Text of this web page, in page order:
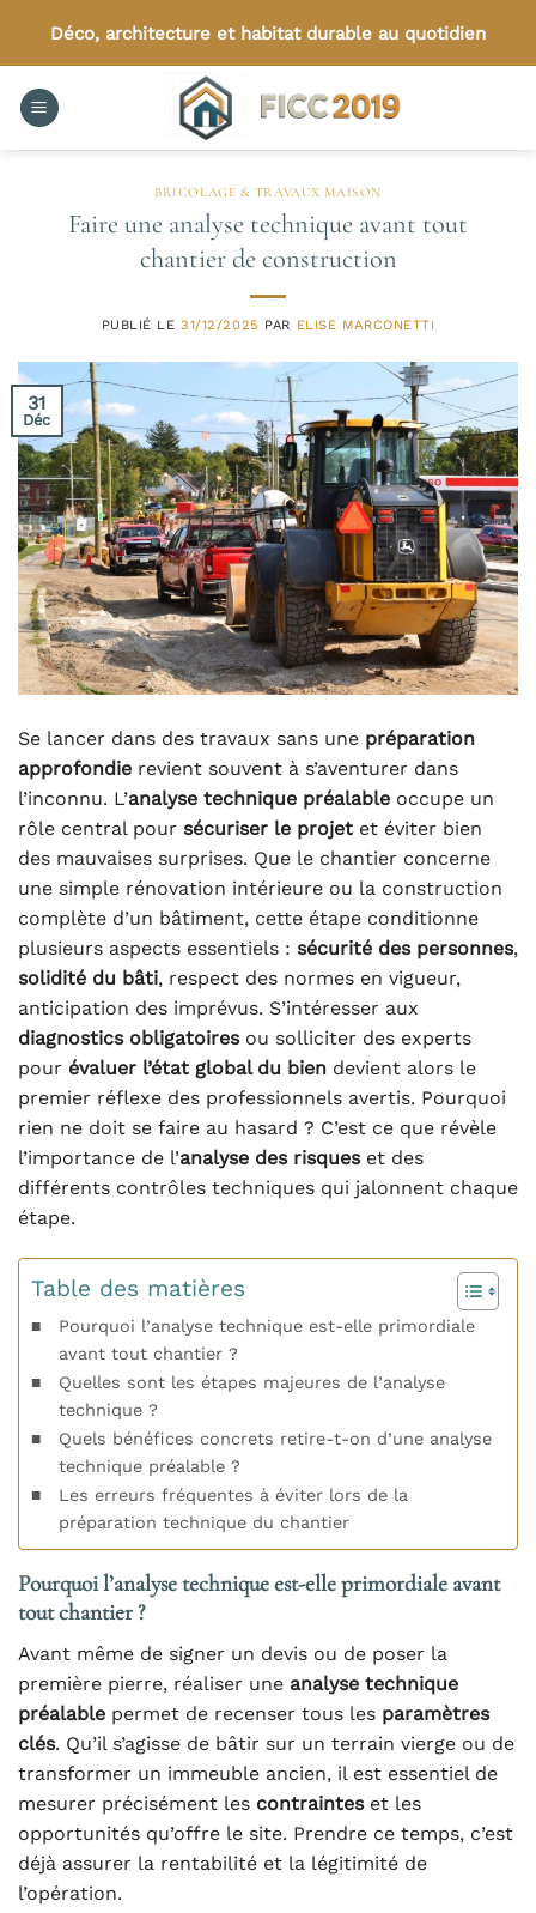
contenu
Déco, architecture et habitat durable au quotidien
BRICOLAGE & TRAVAUX MAISON
Faire une analyse technique avant tout
chantier de construction
PUBLIÉ LE31/12/2025 PAR ELISE MARCONETTI
31
Déc
Se lancer dans des travaux sans une préparation
approfondie revient souvent à s’aventurer dans
l’inconnu. L’analyse technique préalable occupe un
rôle central pour sécuriser le projet et éviter bien
des mauvaises surprises. Que le chantier concerne
une simple rénovation intérieure ou la construction
complète d’un bâtiment, cette étape conditionne
plusieurs aspects essentiels : sécurité des personnes,
solidité du bâti, respect des normes en vigueur,
anticipation des imprévus. S’intéresser aux
diagnostics obligatoiresou solliciter des experts
pour évaluer l’état global du bien devient alors le
premier réflexe des professionnels avertis. Pourquoi
rien ne doit se faire au hasard ? C’est ce que révèle
l’importance de l’analyse des risqueset des
différents contrôles techniques qui jalonnent chaque
étape.
Table des matières
Pourquoi l’analyse technique est-elle primordiale
avant tout chantier ?
Quelles sont les étapes majeures de l’analyse
technique ?
Quels bénéfices concrets retire-t-on d’une analyse
technique préalable ?
Les erreurs fréquentes à éviter lors de la
préparation technique du chantier
Pourquoi l’analyse technique est-elle primordiale avant
tout chantier ?
Avant même de signer un devis ou de poser la
première pierre, réaliser une analyse technique
préalable permet de recenser tous les paramètres
clés. Qu’il s’agisse de bâtir sur un terrain vierge ou de
transformer un immeuble ancien, il est essentiel de
mesurer précisément les contrainteset les
opportunités qu’offre le site. Prendre ce temps, c’est
déjà assurer la rentabilité et la légitimité de
l’opération.